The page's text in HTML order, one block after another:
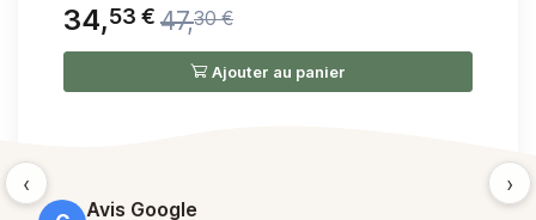
34,53 € 47,30 €
Ajouter au panier
Avis Google
‹ ›